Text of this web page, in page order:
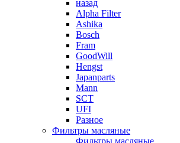
назад
Alpha Filter
Ashika
Bosch
Fram
GoodWill
Hengst
Japanparts
Mann
SCT
UFI
Разное
Фильтры масляные
Фильтры масляные